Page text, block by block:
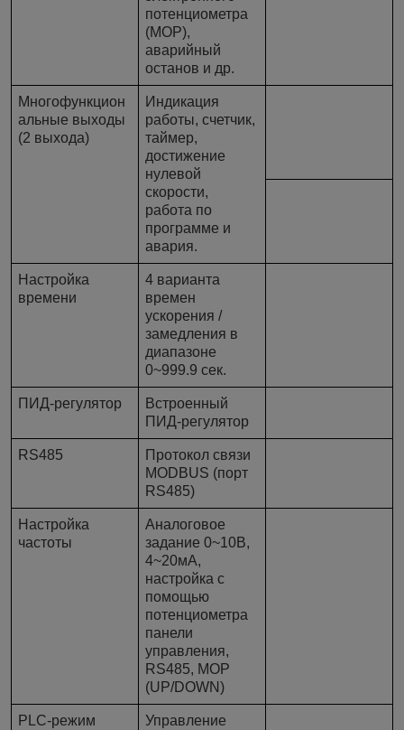
потенциометра
(MOP),
аварийный
останов и др.
Многофункцион
альные выходы
(2 выхода)
Индикация
работы, счетчик,
таймер,
достижение
нулевой
скорости,
работа по
программе и
авария.
Настройка
времени
4 варианта
времен
ускорения /
замедления в
диапазоне
0~999.9 сек.
ПИД-регулятор
Встроенный
ПИД-регулятор
RS485
Протокол связи
MODBUS (порт
RS485)
Настройка
частоты
Аналоговое
задание 0~10В,
4~20мА,
настройка с
помощью
потенциометра
панели
управления,
RS485, МОР
(UP/DOWN)
PLC-режим
Управление